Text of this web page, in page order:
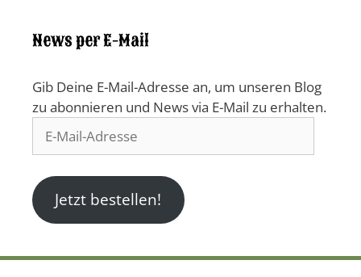
News per E-Mail
Gib Deine E-Mail-Adresse an, um unseren Blog
zu abonnieren und News via E-Mail zu erhalten.
Mail-
Jetzt bestellen!